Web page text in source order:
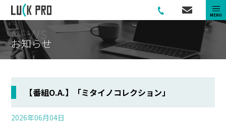
MENU
NEW S
お知らせ
【番組O.A.】「ミタイノコレクション」
2026年06月04日